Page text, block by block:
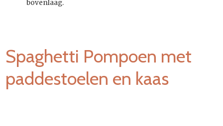
bovenlaag.
Spaghetti Pompoen met
paddestoelen en kaas